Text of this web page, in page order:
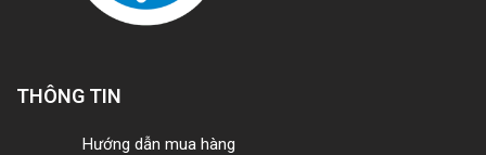
THÔNG TIN
Hướng dẫn mua hàng